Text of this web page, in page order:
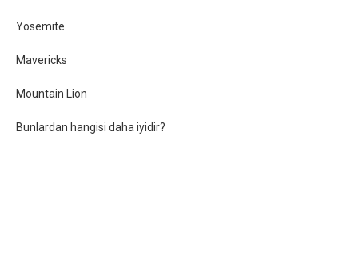
Yosemite
Mavericks
Mountain Lion
Bunlardan hangisi daha iyidir?